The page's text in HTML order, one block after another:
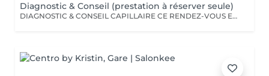
Diagnostic & Conseil (prestation à réserver seule)
DIAGNOSTIC & CONSEIL CAPILLAIRE CE RENDEZ-VOUS EST EXCLUSIVEMENT RÉSERVÉ À UNE PREMIÈRE RENCONTRE AVEC NOTRE EXPERT CAPILLAIRE AFIN DE RÉALISER UN DIAGNOSTIC PERSONNALISÉ DE VOS CHEVEUX ET DE VOTRE CUIR CHEVELU. CETTE CONSULTATION DOIT ÊTRE RÉSERVÉE SEULE ET NE PEUT ÊTRE ASSOCIÉE À AUCUNE AUTRE PRESTATION OU RÉSERVATION. À L'ISSUE DE CET ÉCHANGE, UN ACCOMPAGNEMENT ET DES RECOMMANDATIONS ADAPTÉS À VOS BESOINS POURRONT VOUS ÊTRE PROPOSÉS. Diagnostic & Conseil Capillaire Prenez un moment privilégié pour échanger autour de vos cheveux, de vos envies et de vos habitudes. Lors de ce rendez-vous, nous réalisons un diagnostic personnalisé du cuir chevelu et de la fibre capillaire, nous vous orientons vers les coupes, couleurs et traitements les plus adaptés à votre image, à votre routine et à la beauté naturelle de vos cheveux. Nous vous apportons également des conseils personnalisés sur l'entretien à la maison ainsi que sur les produits les plus adaptés à vos besoins pour prolonger les résultats et préserver la beauté de vos cheveux au quotidien. Ce moment permet aussi de répondre à toutes vos questions et de construire ensemble un résultat entièrement sur mesure.